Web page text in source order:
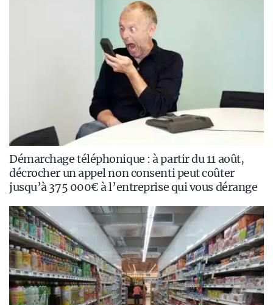
Démarchage téléphonique : à partir du 11 août,
décrocher un appel non consenti peut coûter
jusqu’à 375 000€ à l’entreprise qui vous dérange